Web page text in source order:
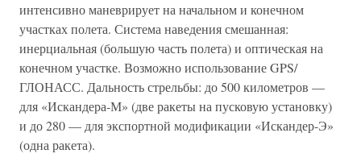
интенсивно маневрирует на начальном и конечном
участках полета. Система наведения смешанная:
инерциальная (большую часть полета) и оптическая на
конечном участке. Возможно использование GPS/
ГЛОНАСС. Дальность стрельбы: до 500 километров —
для «Искандера-М» (две ракеты на пусковую установку)
и до 280 — для экспортной модификации «Искандер-Э»
(одна ракета).